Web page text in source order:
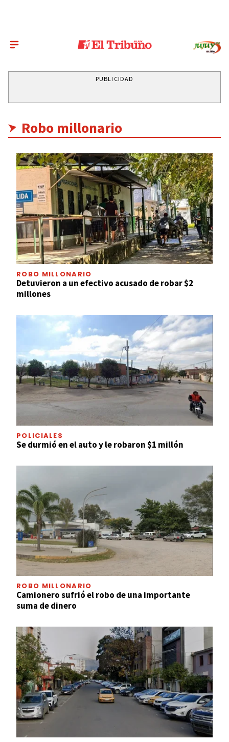
PUBLICIDAD
Robo millonario
ROBO MILLONARIO
Detuvieron a un efectivo acusado de robar $2
millones
POLICIALES
Se durmió en el auto y le robaron $1 millón
ROBO MILLONARIO
Camionero sufrió el robo de una importante
suma de dinero